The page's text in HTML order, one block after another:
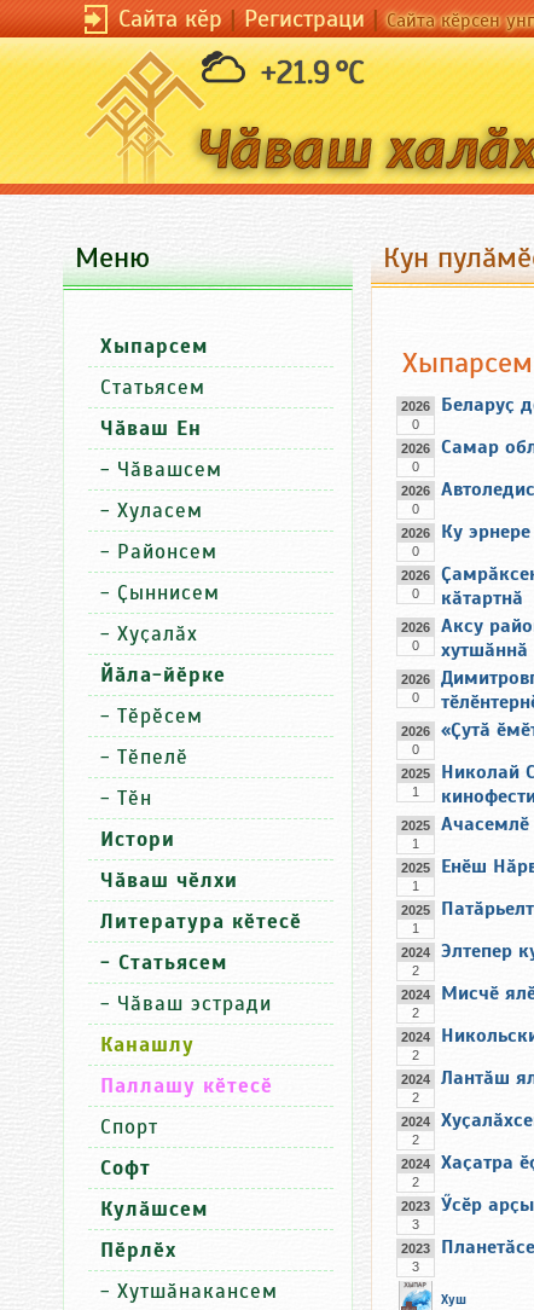
Сайта кӗр|Регистраци|Сайта кӗрсен
+21.9 °C
Кун
Хыпарсем
2026
0
Беларуҫ
2026
0
Самар
2026
0
2026
0
Ку
2026
0
кӑтартнӑ
2026
0
Аксу
хутшӑннӑ
2026
0
2026
0
«Ҫутӑ
2025
1
Николай
2025
1
Ачасемлӗ
2025
1
Енӗш
2025
1
2024
2
Элтепер
2024
2
Мисчӗ
2024
2
2024
2
Лантӑш
2024
2
2024
2
Хаҫатра
2023
3
Ӳсӗр
2023
3
Хуш
Меню
Хыпарсем
Статьясем
Чӑваш Ен
- Чӑвашсем
- Хуласем
- Районсем
- Ҫыннисем
- Хуҫалӑх
Йӑла-йӗрке
- Тӗрӗсем
- Тӗпелӗ
- Тӗн
Истори
Чӑваш чӗлхи
Литература кӗтесӗ
- Статьясем
- Чӑваш эстради
Канашлу
Паллашу кӗтесӗ
Спорт
Софт
Кулӑшсем
Пӗрлӗх
- Хутшӑнакансем